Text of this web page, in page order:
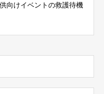
向けイベントの救護待機